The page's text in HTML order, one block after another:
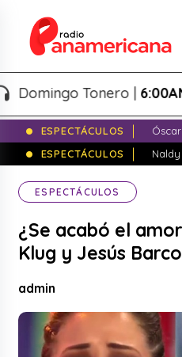
Tonero |6:00AM -
ESPECTÁCULOS
ESPECTÁCULOS
ESPECTÁCULOS
¿Se acabó el
Klug y Jesús
admin